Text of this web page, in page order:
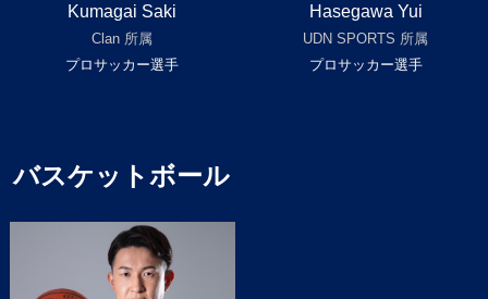
Kumagai Saki
Clan 所属
プロサッカー選手
Hasegawa Yui
UDN SPORTS 所属
プロサッカー選手
バスケットボール